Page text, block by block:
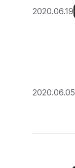
2020.06.19
2020.06.05